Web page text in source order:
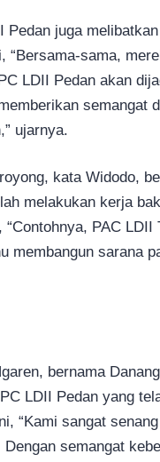
Pedan juga
“Bersama-sama,
LDII Pedan akan
semangat
ujarnya.
kata Widodo,
melakukan kerja
PAC
membangun sarana
bernama
LDII Pedan yang
“Kami sangat
semangat